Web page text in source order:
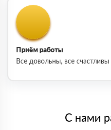
Приём работы
Все довольны, все счастливы
С нами